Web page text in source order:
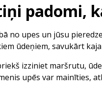
padomi,
no upes un jūsu
ūdeņiem, savukārt
izziniet maršrutu,
upēs var mainīties,